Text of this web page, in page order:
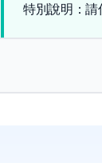
特別說明：請